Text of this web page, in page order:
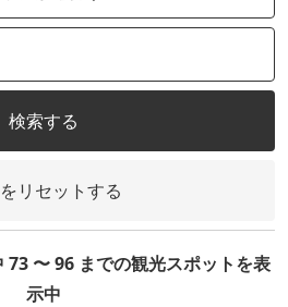
検索する
リセットする
73 〜 96 までの観光スポットを表
示中